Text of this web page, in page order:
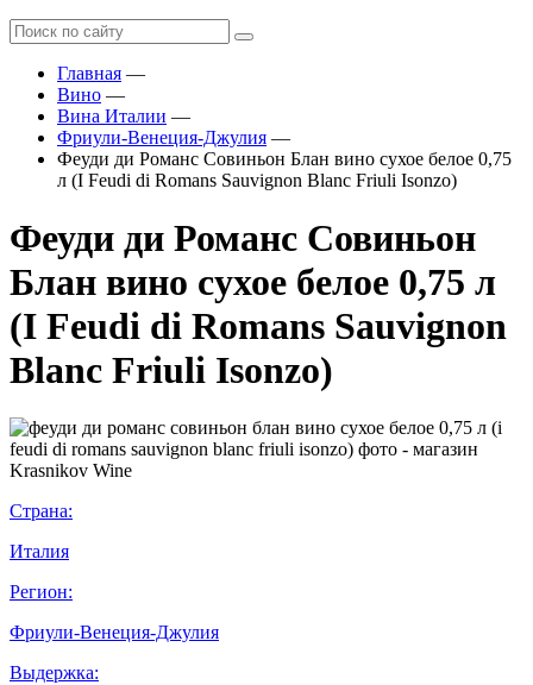
Главная —
Вино —
Вина Италии —
Фриули-Венеция-Джулия —
Феуди ди Романс Совиньон Блан вино сухое белое 0,75
л (I Feudi di Romans Sauvignon Blanc Friuli Isonzo)
Феуди ди Романс Совиньон
Блан вино сухое белое 0,75 л
(I Feudi di Romans Sauvignon
Blanc Friuli Isonzo)
Страна:
Италия
Регион:
Фриули-Венеция-Джулия
Выдержка: